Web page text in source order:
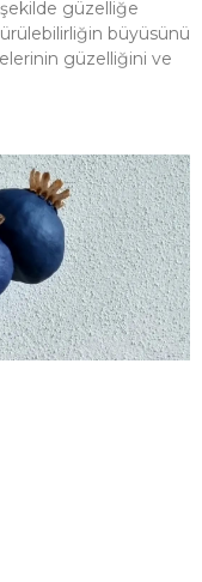
şekilde güzelliğe
büyüsünü
güzelliğini ve